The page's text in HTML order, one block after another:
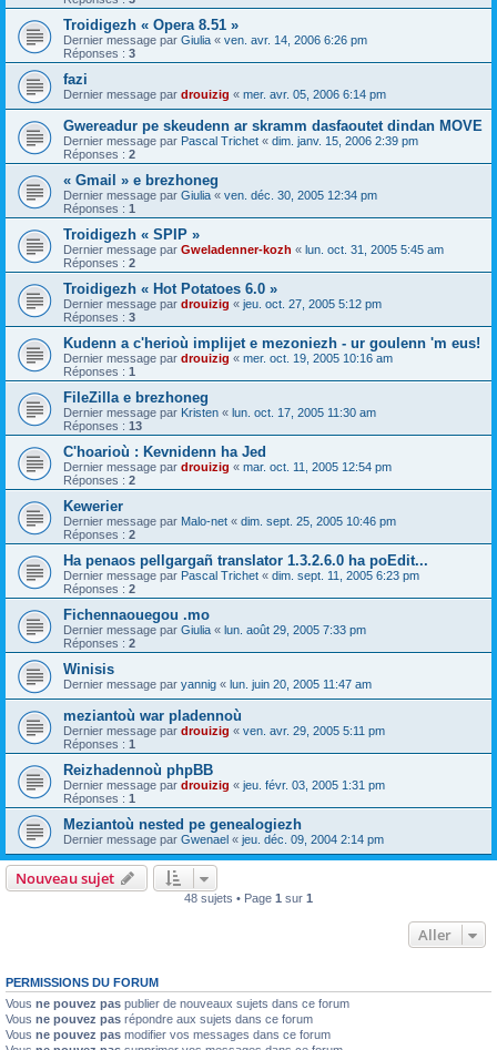
Troidigezh « Opera 8.51 »
Dernier message par Giulia « ven. avr. 14, 2006 6:26 pm
Réponses : 3
fazi
Dernier message par drouizig « mer. avr. 05, 2006 6:14 pm
Gwereadur pe skeudenn ar skramm dasfaoutet dindan MOVE
Dernier message par Pascal Trichet « dim. janv. 15, 2006 2:39 pm
Réponses : 2
« Gmail » e brezhoneg
Dernier message par Giulia « ven. déc. 30, 2005 12:34 pm
Réponses : 1
Troidigezh « SPIP »
Dernier message par Gweladenner-kozh « lun. oct. 31, 2005 5:45 am
Réponses : 2
Troidigezh « Hot Potatoes 6.0 »
Dernier message par drouizig « jeu. oct. 27, 2005 5:12 pm
Réponses : 3
Kudenn a c'herioù implijet e mezoniezh - ur goulenn 'm eus!
Dernier message par drouizig « mer. oct. 19, 2005 10:16 am
Réponses : 1
FileZilla e brezhoneg
Dernier message par Kristen « lun. oct. 17, 2005 11:30 am
Réponses : 13
C'hoarioù : Kevnidenn ha Jed
Dernier message par drouizig « mar. oct. 11, 2005 12:54 pm
Réponses : 2
Kewerier
Dernier message par Malo-net « dim. sept. 25, 2005 10:46 pm
Réponses : 2
Ha penaos pellgargañ translator 1.3.2.6.0 ha poEdit...
Dernier message par Pascal Trichet « dim. sept. 11, 2005 6:23 pm
Réponses : 2
Fichennaouegou .mo
Dernier message par Giulia « lun. août 29, 2005 7:33 pm
Réponses : 2
Winisis
Dernier message par yannig « lun. juin 20, 2005 11:47 am
meziantoù war pladennoù
Dernier message par drouizig « ven. avr. 29, 2005 5:11 pm
Réponses : 1
Reizhadennoù phpBB
Dernier message par drouizig « jeu. févr. 03, 2005 1:31 pm
Réponses : 1
Meziantoù nested pe genealogiezh
Dernier message par Gwenael « jeu. déc. 09, 2004 2:14 pm
Nouveau sujet
48 sujets • Page 1 sur 1
Aller
PERMISSIONS DU FORUM
Vous ne pouvez pas publier de nouveaux sujets dans ce forum
Vous ne pouvez pas répondre aux sujets dans ce forum
Vous ne pouvez pas modifier vos messages dans ce forum